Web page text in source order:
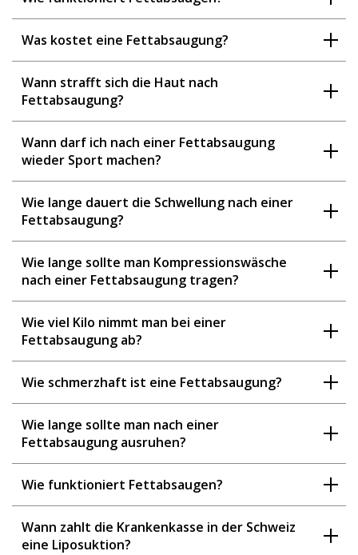
Was kostet eine Fettabsaugung?
Wann strafft sich die Haut nach
Fettabsaugung?
Wann darf ich nach einer Fettabsaugung
wieder Sport machen?
Wie lange dauert die Schwellung nach einer
Fettabsaugung?
Wie lange sollte man Kompressionswäsche
nach einer Fettabsaugung tragen?
Wie viel Kilo nimmt man bei einer
Fettabsaugung ab?
Wie schmerzhaft ist eine Fettabsaugung?
Wie lange sollte man nach einer
Fettabsaugung ausruhen?
Wie funktioniert Fettabsaugen?
Wann zahlt die Krankenkasse in der Schweiz
eine Liposuktion?